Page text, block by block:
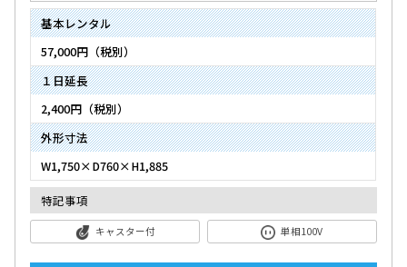
基本レンタル
57,000円（税別）
１日延長
2,400円（税別）
外形寸法
W1,750×D760×H1,885
特記事項
キャスター付 単相100V